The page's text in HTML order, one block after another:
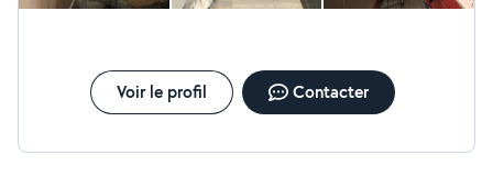
Voir le profil Contacter